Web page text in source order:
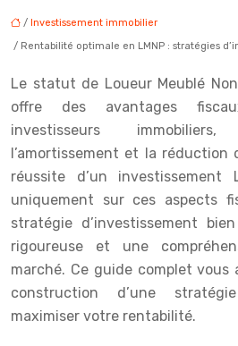
/ Investissement immobilier
/ Rentabilité optimale en LMNP : stratégies
Le statut de Loueur Meublé
offre des avantages
investisseurs
l’amortissement et la réduction
réussite d’un investissement
uniquement sur ces aspects
stratégie d’investissement
rigoureuse et une
marché. Ce guide complet vous
construction d’une
maximiser votre rentabilité.